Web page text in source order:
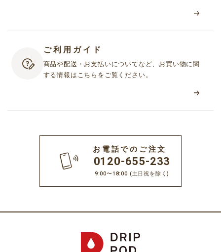
ご利用ガイド
商品や配送・お支払いについてなど、お買い物に関
する情報はこちらをご覧ください。
お電話でのご注文
0120-655-233
9:00〜18:00 (土日祝を除く)